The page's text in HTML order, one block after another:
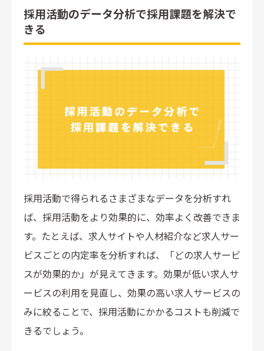
【目的別】データ分析の具体的な活用例
1.費用対効果が高い求人媒体を把握したい
を明確にする
定量データだけでなく定性データまで可視化する
採用活動のデータ分析ならツール利用がおすすめ！エ
クセル・紙での管理が不要
採用活動のデータ分析で採用課題を解決で
きる
採用活動で得られるさまざまなデータを分析すれ
ば、採用活動をより効果的に、効率よく改善できま
す。たとえば、求人サイトや人材紹介など求人サー
ビスごとの内定率を分析すれば、「どの求人サービ
スが効果的か」が見えてきます。効果が低い求人サ
ービスの利用を見直し、効果の高い求人サービスの
みに絞ることで、採用活動にかかるコストも削減で
きるでしょう。